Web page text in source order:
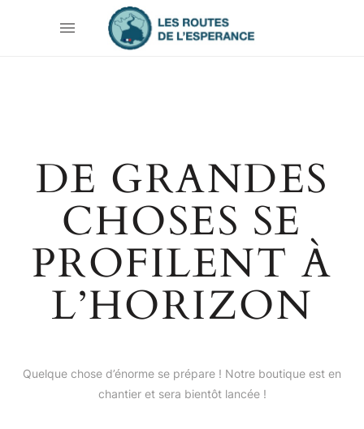
DE GRANDES
CHOSES SE
PROFILENT À
L’HORIZON
Quelque chose d’énorme se prépare ! Notre boutique est en
chantier et sera bientôt lancée !